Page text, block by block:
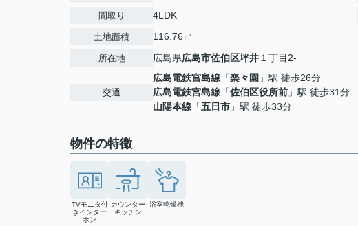
間取り 4LDK
土地面積 116.76㎡
所在地 広島県広島市佐伯区坪井 １丁目2-
交通
広島電鉄宮島線 「楽々園 」駅 徒歩26分
広島電鉄宮島線 「佐伯区役所前 」駅 徒歩31分
山陽本線 「五日市 」駅 徒歩33分
物件の特徴
TVモニタ付
きインター
ホン
カウンター
キッチン
浴室乾燥機